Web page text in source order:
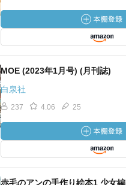
MOE (2023年1月号) (月刊誌)
白泉社
237 4.06 25
赤毛のアンの手作り絵本1 少女編